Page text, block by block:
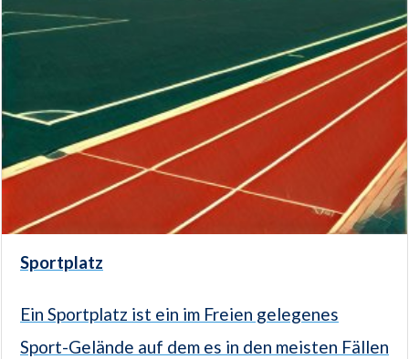
Sportplatz
Ein Sportplatz ist ein im Freien gelegenes
Sport-Gelände auf dem es in den meisten Fällen